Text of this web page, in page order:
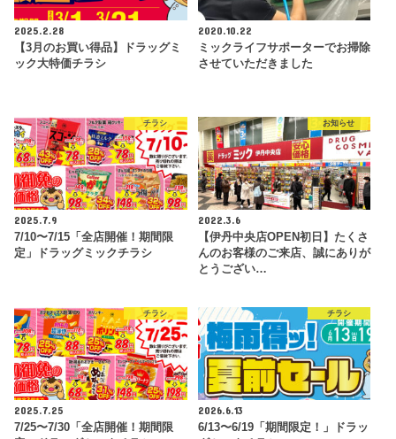
2025.2.28
【3月のお買い得品】ドラッグミ
ック大特価チラシ
2020.10.22
ミックライフサポーターでお掃除
させていただきました
チラシ
2025.7.9
7/10〜7/15「全店開催！期間限
定」ドラッグミックチラシ
お知らせ
2022.3.6
【伊丹中央店OPEN初日】たくさ
んのお客様のご来店、誠にありが
とうござい…
チラシ
2025.7.25
7/25〜7/30「全店開催！期間限
チラシ
2026.6.13
6/13〜6/19「期間限定！」ドラッ